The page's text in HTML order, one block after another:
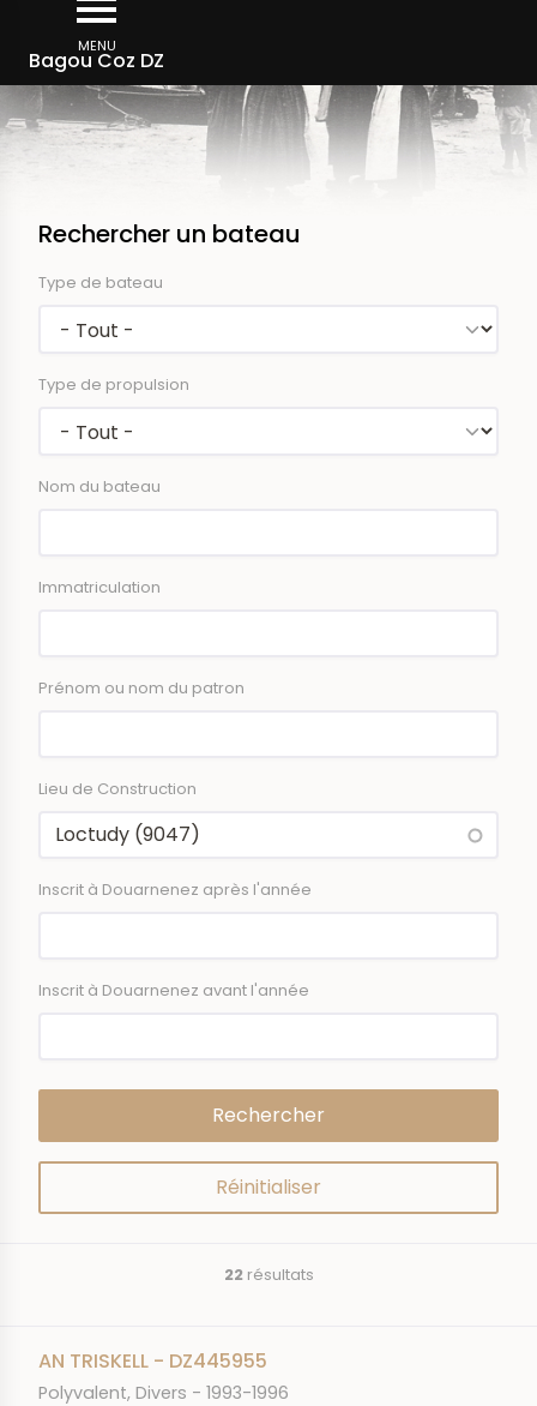
contenu
principal
MENU
Bagou Coz DZ
Rechercher un bateau
Type de bateau
Type de propulsion
Nom du bateau
Immatriculation
Prénom ou nom du patron
Lieu de Construction
Inscrit à Douarnenez après l'année
Inscrit à Douarnenez avant l'année
22résultats
AN TRISKELL - DZ445955
Polyvalent, Divers - 1993-1996